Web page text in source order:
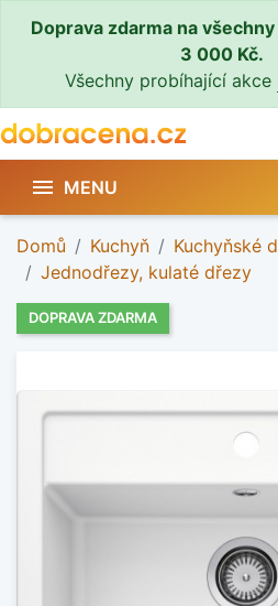
Doprava zdarma na
3 000 Kč.
Všechny probíhající akce
 MENU
Domů Kuchyň Kuchyňské
Jednodřezy, kulaté dřezy
DOPRAVA ZDARMA